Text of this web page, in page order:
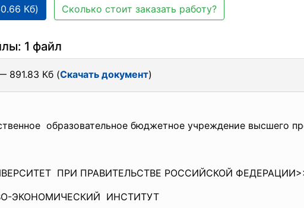
Кб) Сколько стоит заказать работу?
1 файл
891.83 Кб (Скачать документ)
образовательное бюджетное учреждение высшего
ПРИ ПРАВИТЕЛЬСТВЕ РОССИЙCКОЙ
ЭКОНОМИЧЕСКИЙ ИНСТИТУТ